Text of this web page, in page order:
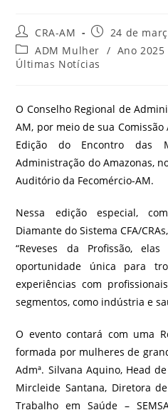
CRA-AM
24 de
ADM Mulher / Ano 2025
Últimas Notícias
O Conselho Regional de
AM, por meio de sua
Edição do Encontro das
Administração do Amazonas,
Auditório da Fecomércio-AM.
Nessa edição especial,
Diamante do Sistema CFA/
“Reveses da Profissão,
oportunidade única para
experiências com
segmentos, como indústria e
O evento contará com uma
formada por mulheres de
Admª. Silvana Aquino, Head
Mircleide Santana, Diretora
Trabalho em Saúde –